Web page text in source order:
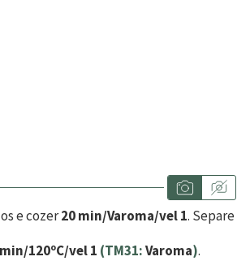
e cozer20 min/Varoma/vel 1. Separe
120ºC/vel 1 (TM31:Varoma).